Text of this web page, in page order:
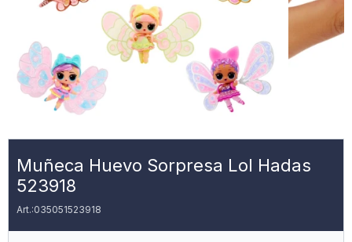
Muñeca Huevo Sorpresa Lol Hadas
523918
035051523918